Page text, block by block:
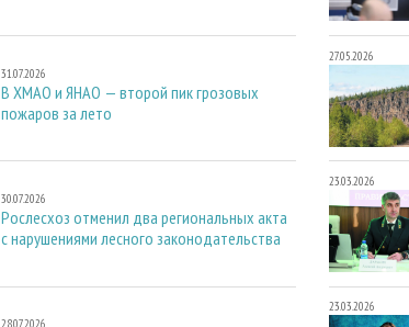
31.07.2026
В ХМАО и ЯНАО — второй пик грозовых
пожаров за лето
30.07.2026
Рослесхоз отменил два региональных акта
с нарушениями лесного законодательства
27.05.2026
23.03.2026
23.03.2026